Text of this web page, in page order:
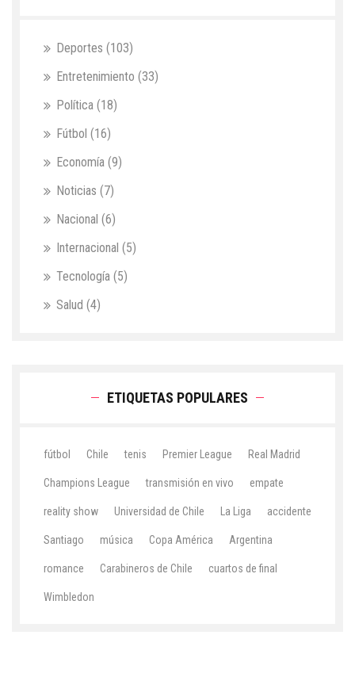
Deportes (103)
Entretenimiento (33)
Política (18)
Fútbol (16)
Economía (9)
Noticias (7)
Nacional (6)
Internacional (5)
Tecnología (5)
Salud (4)
ETIQUETAS POPULARES
fútbol Chile tenis Premier League Real Madrid
Champions League transmisión en vivo empate
reality show Universidad de Chile La Liga accidente
Santiago música Copa América Argentina
romance Carabineros de Chile cuartos de final
Wimbledon